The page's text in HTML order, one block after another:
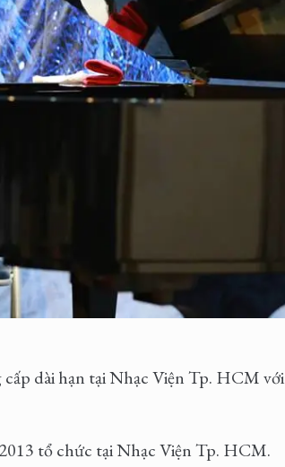
dài hạn tại Nhạc Viện Tp. HCM với
tổ chức tại Nhạc Viện Tp. HCM.